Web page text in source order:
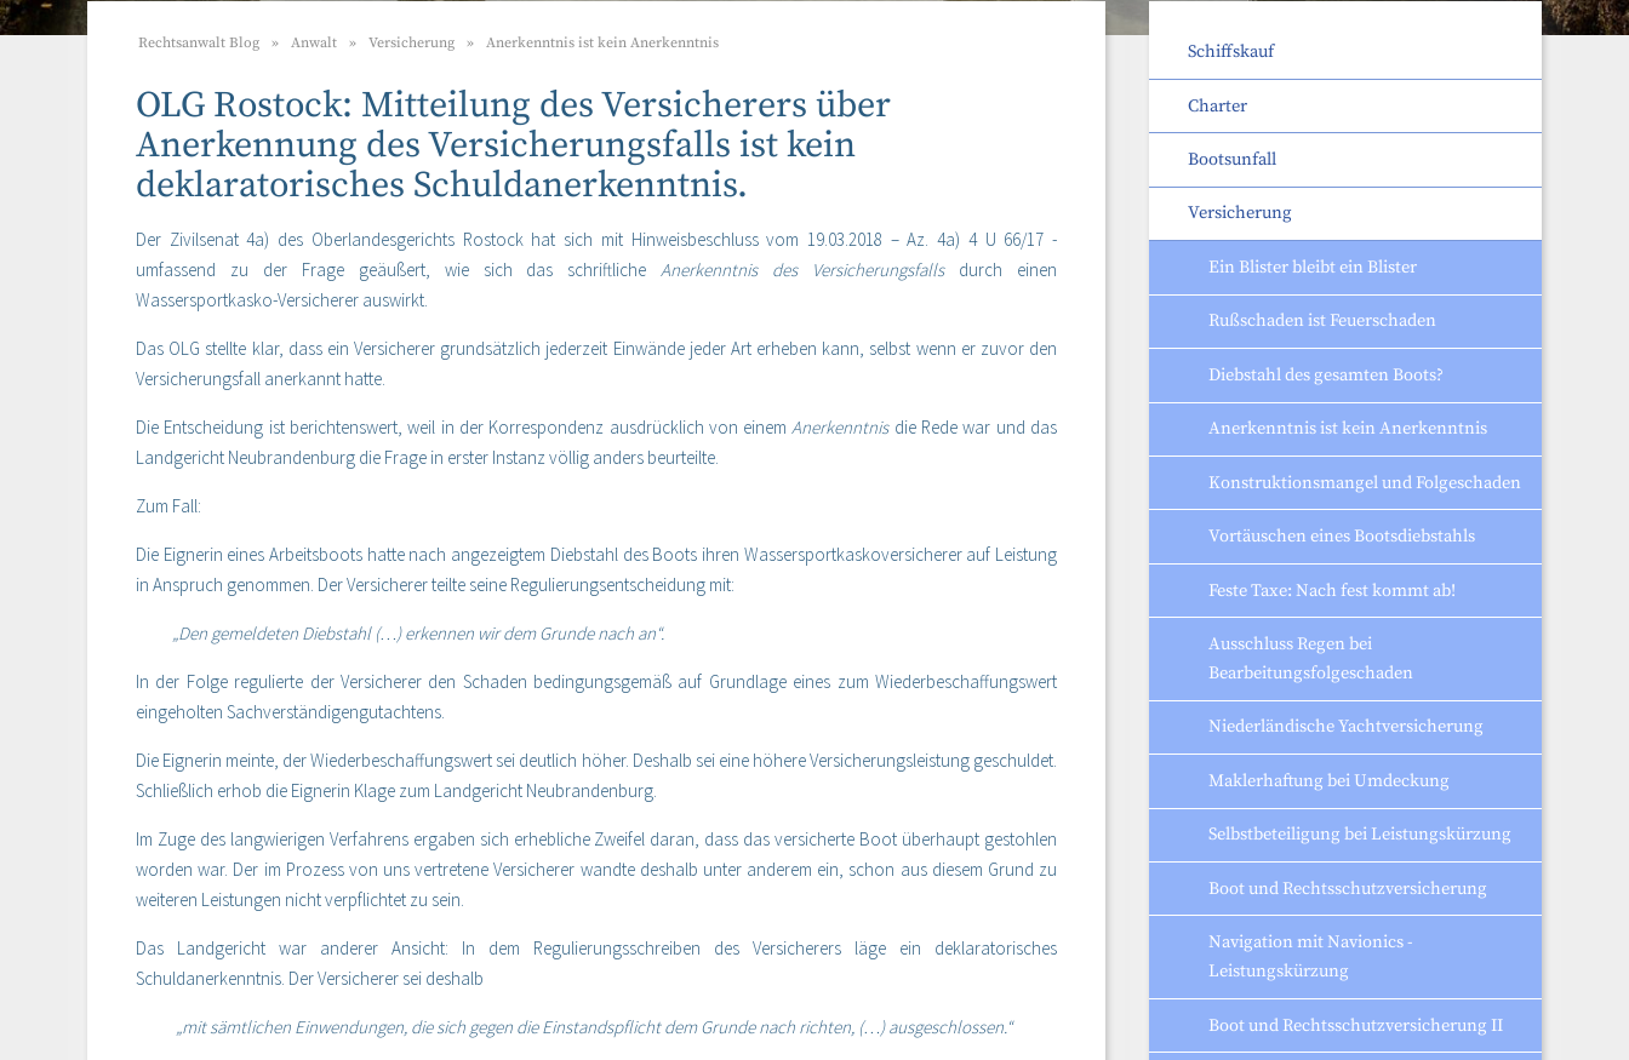
Rechtsanwalt Blog Anwalt Versicherung Anerkenntnis ist kein Anerkenntnis
OLG Rostock: Mitteilung des Versicherers über
Anerkennung des Versicherungsfalls ist kein
deklaratorisches Schuldanerkenntnis.
Der Zivilsenat 4a) des Oberlandesgerichts Rostock hat sich mit Hinweisbeschluss vom 19.03.2018 – Az. 4a) 4 U 66/17 -
umfassend zu der Frage geäußert, wie sich das schriftlicheAnerkenntnis des Versicherungsfallsdurch einen
Wassersportkasko-Versicherer auswirkt.
Das OLG stellte klar, dass ein Versicherer grundsätzlich jederzeit Einwände jeder Art erheben kann, selbst wenn er zuvor den
Versicherungsfall anerkannt hatte.
Die Entscheidung ist berichtenswert, weil in der Korrespondenz ausdrücklich von einemAnerkenntnisdie Rede war und das
Landgericht Neubrandenburg die Frage in erster Instanz völlig anders beurteilte.
Zum Fall:
Die Eignerin eines Arbeitsboots hatte nach angezeigtem Diebstahl des Boots ihren Wassersportkaskoversicherer auf Leistung
in Anspruch genommen. Der Versicherer teilte seine Regulierungsentscheidung mit:
„Den gemeldeten Diebstahl (…) erkennen wir dem Grunde nach an“.
In der Folge regulierte der Versicherer den Schaden bedingungsgemäß auf Grundlage eines zum Wiederbeschaffungswert
eingeholten Sachverständigengutachtens.
Die Eignerin meinte, der Wiederbeschaffungswert sei deutlich höher. Deshalb sei eine höhere Versicherungsleistung geschuldet.
Schließlich erhob die Eignerin Klage zum Landgericht Neubrandenburg.
Im Zuge des langwierigen Verfahrens ergaben sich erhebliche Zweifel daran, dass das versicherte Boot überhaupt gestohlen
worden war. Der im Prozess von uns vertretene Versicherer wandte deshalb unter anderem ein, schon aus diesem Grund zu
weiteren Leistungen nicht verpflichtet zu sein.
Das Landgericht war anderer Ansicht: In dem Regulierungsschreiben des Versicherers läge ein deklaratorisches
Schuldanerkenntnis. Der Versicherer sei deshalb
„mit sämtlichen Einwendungen, die sich gegen die Einstandspflicht dem Grunde nach richten, (…) ausgeschlossen.“
Schiffskauf
Charter
Bootsunfall
Versicherung
Ein Blister bleibt ein Blister
Rußschaden ist Feuerschaden
Diebstahl des gesamten Boots?
Anerkenntnis ist kein Anerkenntnis
Konstruktionsmangel und Folgeschaden
Vortäuschen eines Bootsdiebstahls
Feste Taxe: Nach fest kommt ab!
Ausschluss Regen bei
Bearbeitungsfolgeschaden
Niederländische Yachtversicherung
Maklerhaftung bei Umdeckung
Selbstbeteiligung bei Leistungskürzung
Boot und Rechtsschutzversicherung
Navigation mit Navionics -
Leistungskürzung
Boot und Rechtsschutzversicherung II